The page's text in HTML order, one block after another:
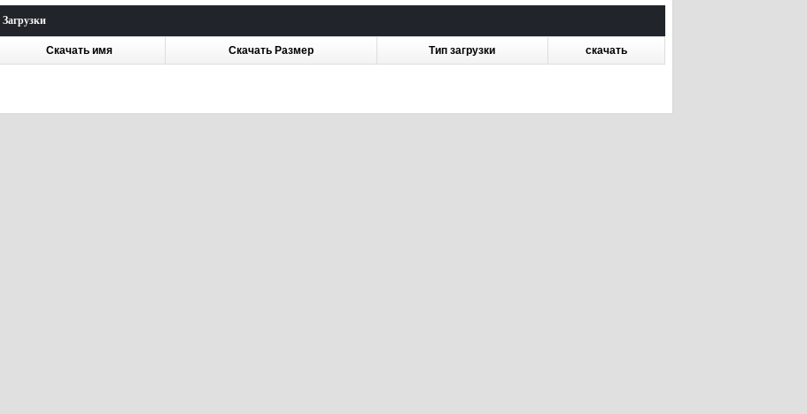
Загрузки
Скачать имя Скачать Размер Тип загрузки скачать